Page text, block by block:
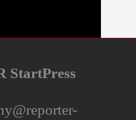
StartPress